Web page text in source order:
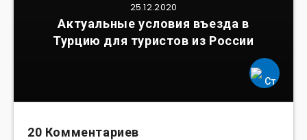
25.12.2020
Актуальные условия въезда в
Турцию для туристов из России
20 Комментариев